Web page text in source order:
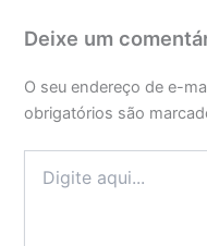
Deixe um
O seu endereço de e-
obrigatórios são
aqui...